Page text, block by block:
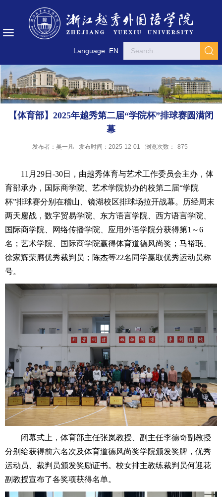
Language: EN
【体育部】2025年越秀第二届“学院杯”排球赛圆满闭
幕
发布者：吴一凡 发布时间：2025-12-01 浏览次数： 875
11月29日-30日，由越秀体育与艺术工作委员会主办，体
育部承办，国际商学院、艺术学院协办的校第二届“学院
杯”排球赛分别在稽山、镜湖校区排球场拉开战幕。历经周末
两天鏖战，数字贸易学院、东方语言学院、西方语言学院、
国际商学院、网络传播学院、应用外语学院分获得第1～6
名；艺术学院、国际商学院赢得体育道德风尚奖；马裕珉、
徐家辉荣膺优秀裁判员；陈杰等22名同学赢取优秀运动员称
号。
闭幕式上，体育部主任张岚教授、副主任李德奇副教授
分别给获得前六名次及体育道德风尚奖学院颁发奖牌，优秀
运动员、裁判员颁发奖励证书。校女排主教练裁判员何迎花
副教授宣布了各奖项获得名单。